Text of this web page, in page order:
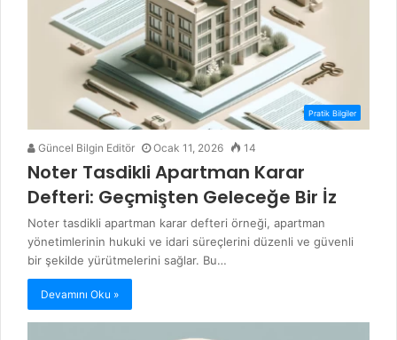
Pratik Bilgiler
Güncel Bilgin Editör Ocak 11, 2026 14
Noter Tasdikli Apartman Karar
Defteri: Geçmişten Geleceğe Bir İz
Noter tasdikli apartman karar defteri örneği, apartman
yönetimlerinin hukuki ve idari süreçlerini düzenli ve güvenli
bir şekilde yürütmelerini sağlar. Bu…
Devamını Oku »